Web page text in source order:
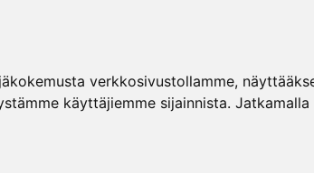
verkkosivustollamme,
käyttäjiemme sijainnista.